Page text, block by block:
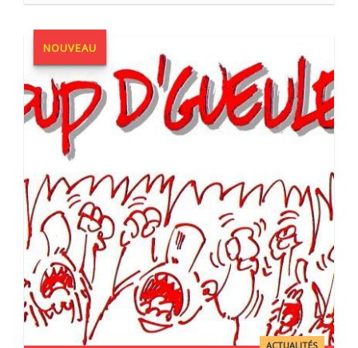
NOUVEAU
ACTUALITÉS